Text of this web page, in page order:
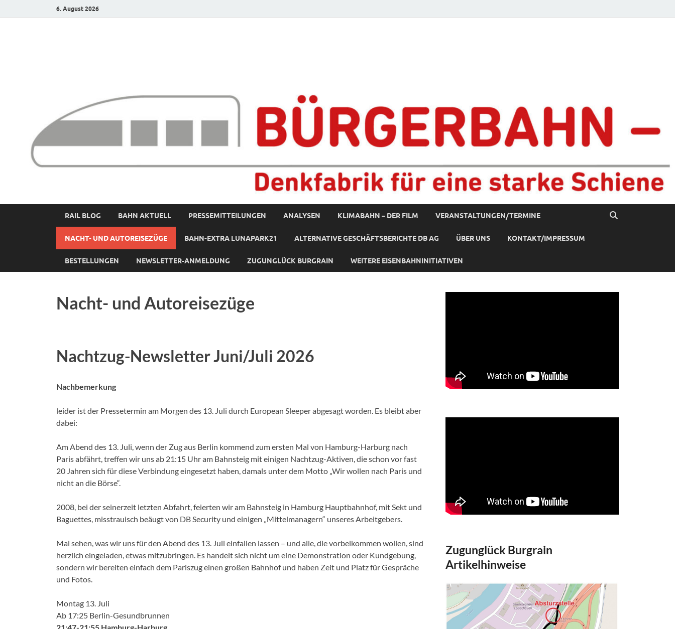
6. August 2026
RAIL BLOG BAHN AKTUELL PRESSEMITTEILUNGEN ANALYSEN KLIMABAHN – DER FILM VERANSTALTUNGEN/TERMINE
NACHT- UND AUTOREISEZÜGE BAHN-EXTRA LUNAPARK21 ALTERNATIVE GESCHÄFTSBERICHTE DB AG ÜBER UNS KONTAKT/IMPRESSUM
BESTELLUNGEN NEWSLETTER-ANMELDUNG ZUGUNGLÜCK BURGRAIN WEITERE EISENBAHNINITIATIVEN
Nacht- und Autoreisezüge
Nachtzug-Newsletter Juni/Juli 2026
Nachbemerkung
leider ist der Pressetermin am Morgen des 13. Juli durch European Sleeper abgesagt worden. Es bleibt aber
dabei:
Am Abend des 13. Juli, wenn der Zug aus Berlin kommend zum ersten Mal von Hamburg-Harburg nach
Paris abfährt, treffen wir uns ab 21:15 Uhr am Bahnsteig mit einigen Nachtzug-Aktiven, die schon vor fast
20 Jahren sich für diese Verbindung eingesetzt haben, damals unter dem Motto „Wir wollen nach Paris und
nicht an die Börse“.
2008, bei der seinerzeit letzten Abfahrt, feierten wir am Bahnsteig in Hamburg Hauptbahnhof, mit Sekt und
Baguettes, misstrauisch beäugt von DB Security und einigen „Mittelmanagern“ unseres Arbeitgebers.
Mal sehen, was wir uns für den Abend des 13. Juli einfallen lassen – und alle, die vorbeikommen wollen, sind
herzlich eingeladen, etwas mitzubringen. Es handelt sich nicht um eine Demonstration oder Kundgebung,
sondern wir bereiten einfach dem Pariszug einen großen Bahnhof und haben Zeit und Platz für Gespräche
und Fotos.
Montag 13. Juli
Ab 17:25 Berlin-Gesundbrunnen
Zugunglück Burgrain
Artikelhinweise